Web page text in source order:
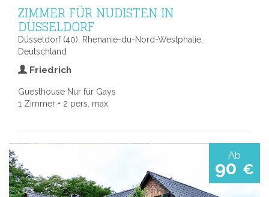
ZIMMER FÜR NUDISTEN IN
DÜSSELDORF
Düsseldorf (40), Rhenanie-du-Nord-Westphalie,
Deutschland
Friedrich
Guesthouse Nur für Gays
1 Zimmer • 2 pers. max.
Ab
90 €